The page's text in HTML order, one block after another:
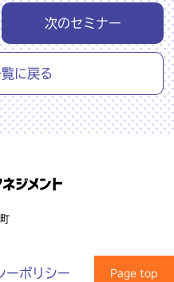
に戻る
次のセミナー
ーポリシー Page top